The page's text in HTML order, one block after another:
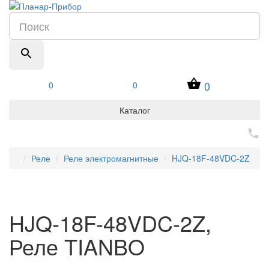
0 0 0
Каталог
Реле Реле электромагнитные HJQ-18F-48VDC-2Z
HJQ-18F-48VDC-2Z,
Реле TIANBO